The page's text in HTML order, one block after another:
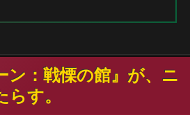
ン：戦慄の館』が、ニ
す。